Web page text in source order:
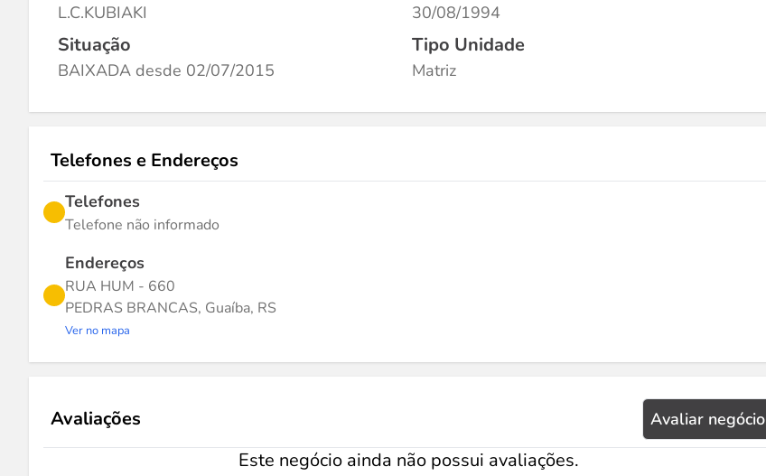
L.C.KUBIAKI 30/08/1994
Situação
BAIXADA desde 02/07/2015
Tipo Unidade
Matriz
Telefones e Endereços
Telefones
Telefone não informado
Endereços
RUA HUM - 660
PEDRAS BRANCAS, Guaíba, RS
Ver no mapa
Avaliações Avaliar negócio
Este negócio ainda não possui avaliações.